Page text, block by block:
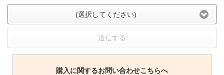
(選択してください)
送信する
購入に関するお問い合わせこちらへ